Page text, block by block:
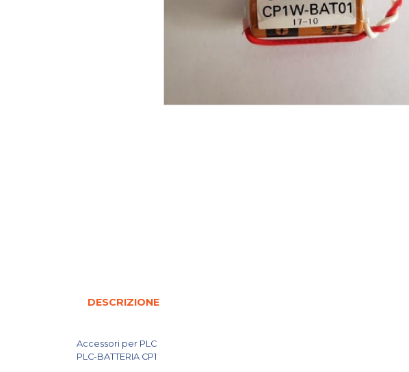
DESCRIZIONE
Accessori per PLC
PLC-BATTERIA CP1